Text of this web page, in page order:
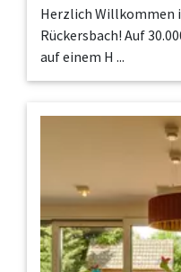
Herzlich Willkommen
Rückersbach! Auf
auf einem H ...